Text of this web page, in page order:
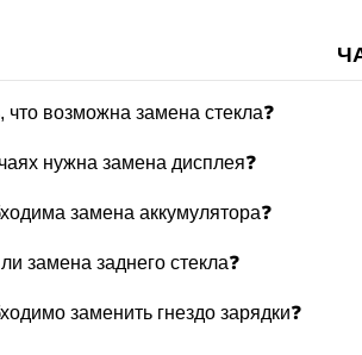
что возможна замена стекла❓
нужна замена дисплея❓
замена аккумулятора❓
замена заднего стекла❓
заменить гнездо зарядки❓